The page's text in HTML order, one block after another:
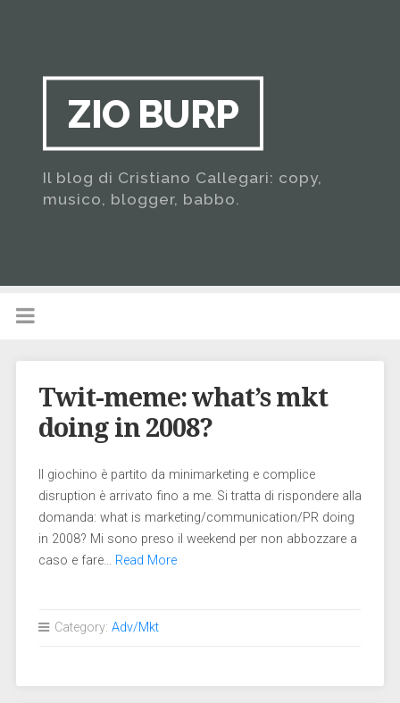
ZIO BURP
Il blog di Cristiano Callegari: copy,
musico, blogger, babbo.
Twit-meme: what’s mkt
doing in 2008?
Il giochino è partito da minimarketing e complice
disruption è arrivato fino a me. Si tratta di rispondere alla
domanda: what is marketing/communication/PR doing
in 2008? Mi sono preso il weekend per non abbozzare a
caso e fare… Read More
Category: Adv/Mkt